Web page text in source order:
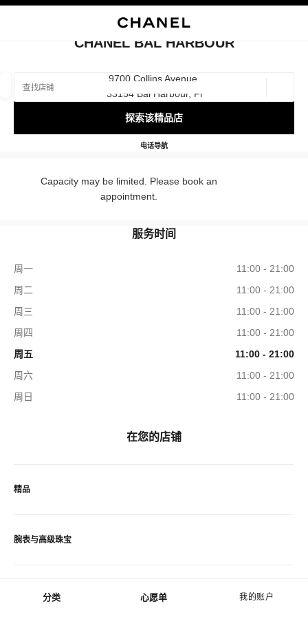
菜单 - 主导航
分类 心愿单 我的账户
关闭精品店卡片 CHANEL BAL HARBOUR
CHANEL BAL HARBOUR
9700 Collins Avenue,
33154 Bal Harbour, Fl
探索该精品店
电话3058680550
导航CHANEL BAL HARBOUR
Capacity may be limited. Please book an
appointment.
服务时间
周一
11:00 - 21:00
周二
11:00 - 21:00
周三
11:00 - 21:00
周四
11:00 - 21:00
周五
11:00 - 21:00
周六
11:00 - 21:00
周日
11:00 - 21:00
在您的店铺
精品
腕表与高级珠宝
香水与美容品
腕表与高级珠宝